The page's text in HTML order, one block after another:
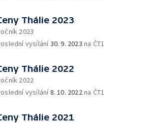
Thálie 2023
2023
vysílání30. 9. 2023 na ČT1
Thálie 2022
2022
vysílání8. 10. 2022na ČT1
Thálie 2021